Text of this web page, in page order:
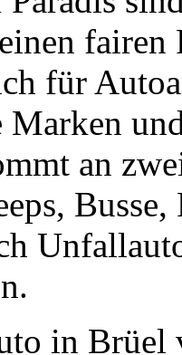
für
an
in Brüel